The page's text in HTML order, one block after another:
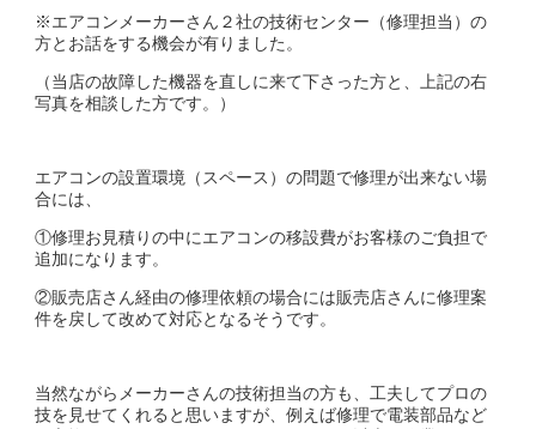
※エアコンメーカーさん２社の技術センター（修理担当）の
方とお話をする機会が有りました。
（当店の故障した機器を直しに来て下さった方と、上記の右
写真を相談した方です。）
エアコンの設置環境（スペース）の問題で修理が出来ない場
合には、
①修理お見積りの中にエアコンの移設費がお客様のご負担で
追加になります。
②販売店さん経由の修理依頼の場合には販売店さんに修理案
件を戻して改めて対応となるそうです。
当然ながらメーカーさんの技術担当の方も、工夫してプロの
技を見せてくれると思いますが、例えば修理で電装部品など